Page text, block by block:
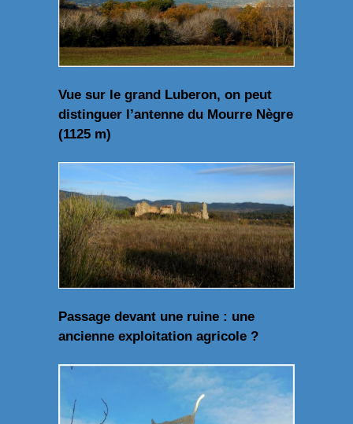
Vue sur le grand Luberon, on peut
distinguer l’antenne du Mourre Nègre
(1125 m)
Passage devant une ruine : une
ancienne exploitation agricole ?